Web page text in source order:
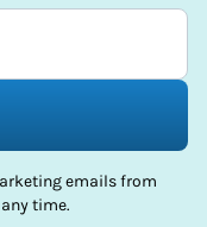
emails from
time.